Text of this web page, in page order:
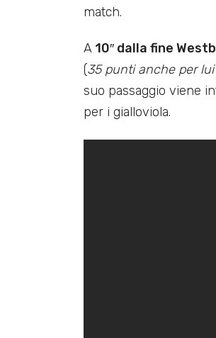
match.
A 10″ dalla fine
(35 punti anche per lui
suo passaggio viene
per i gialloviola.